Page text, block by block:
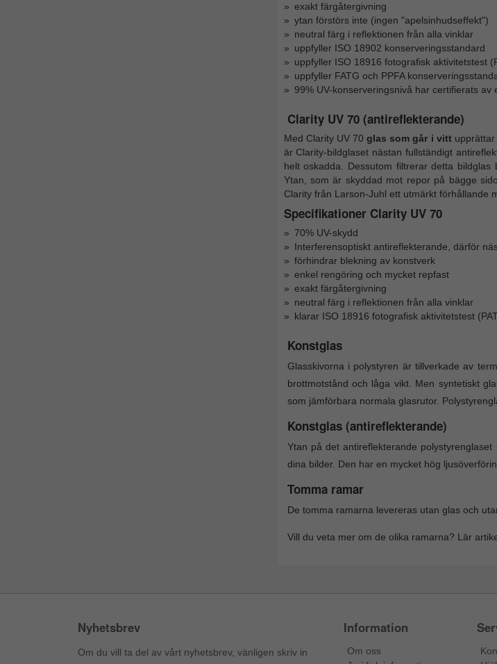
exakt färgåtergivning
ytan förstörs inte (ingen "apelsinhudseffekt")
neutral färg i reflektionen från alla vinklar
uppfyller ISO 18902 konserveringsstandard
uppfyller ISO 18916 fotografisk aktivitetstest
uppfyller FATG och PPFA
99% UV-konserveringsnivå har certifierats
Clarity UV 70 (antireflekterande)
Med Clarity UV 70glas som går i vittupprättar
är Clarity-bildglaset nästan fullständigt
helt oskadda. Dessutom filtrerar detta
Ytan, som är skyddad mot repor på bägge
Clarity från Larson-Juhl ett utmärkt förhållande
Specifikationer Clarity UV 70
70% UV-skydd
Interferensoptiskt antireflekterande, därför
förhindrar blekning av konstverk
enkel rengöring och mycket repfast
exakt färgåtergivning
neutral färg i reflektionen från alla vinklar
klarar ISO 18916 fotografisk aktivitetstest
Konstglas
Glasskivorna i polystyren är tillverkade av
brottmotstånd och låga vikt. Men syntetiskt
som jämförbara normala glasrutor.
Konstglas (antireflekterande)
Ytan på det antireflekterande
dina bilder. Den har en mycket hög
Tomma ramar
De tomma ramarna levereras utan glas och
Vill du veta mer om de olika ramarna? Lär
Nyhetsbrev
Om du vill ta del av vårt nyhetsbrev, vänligen skriv in
Information
Om oss